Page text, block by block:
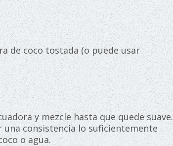
de coco tostada (o puede usar
y mezcle hasta que quede suave.
consistencia lo suficientemente
o agua.